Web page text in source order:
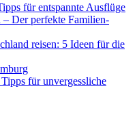
für entspannte Ausflüge
Der perfekte Familien-
reisen: 5 Ideen für die
für unvergessliche